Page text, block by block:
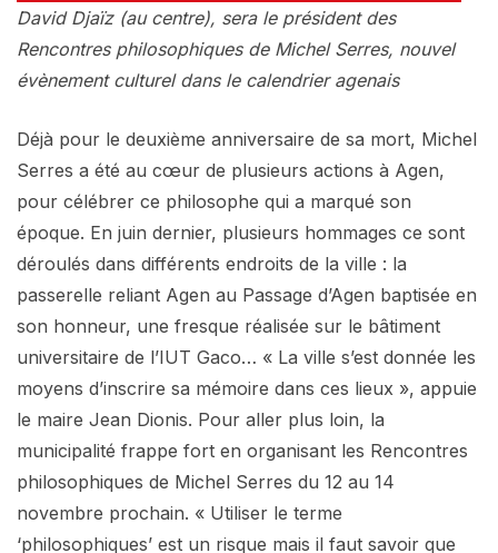
David Djaïz (au centre), sera le président des
Rencontres philosophiques de Michel Serres, nouvel
évènement culturel dans le calendrier agenais
Déjà pour le deuxième anniversaire de sa mort, Michel
Serres a été au cœur de plusieurs actions à Agen,
pour célébrer ce philosophe qui a marqué son
époque. En juin dernier, plusieurs hommages ce sont
déroulés dans différents endroits de la ville : la
passerelle reliant Agen au Passage d’Agen baptisée en
son honneur, une fresque réalisée sur le bâtiment
universitaire de l’IUT Gaco… « La ville s’est donnée les
moyens d’inscrire sa mémoire dans ces lieux », appuie
le maire Jean Dionis. Pour aller plus loin, la
municipalité frappe fort en organisant les Rencontres
philosophiques de Michel Serres du 12 au 14
novembre prochain. « Utiliser le terme
‘philosophiques’ est un risque mais il faut savoir que